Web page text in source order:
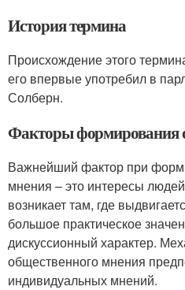
История термина
Происхождение этого
его впервые употребил в
Солберн.
Факторы формирования
Важнейший фактор при
мнения – это интересы
возникает там, где
большое практическое
дискуссионный характер.
общественного мнения
индивидуальных мнений.